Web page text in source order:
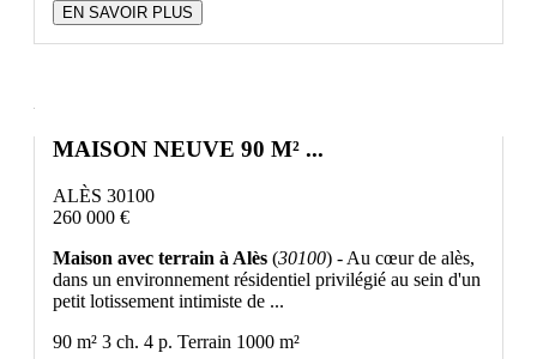
EN SAVOIR PLUS
MAISON NEUVE 90 M² ...
ALÈS 30100
260 000 €
Maison avec terrain à Alès (30100) - Au cœur de alès,
dans un environnement résidentiel privilégié au sein d'un
petit lotissement intimiste de ...
90 m² 3 ch. 4 p. Terrain 1000 m²